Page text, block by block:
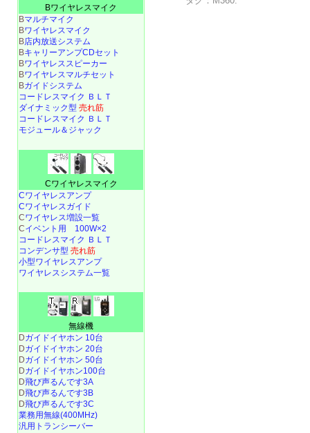
Bワイヤレスマイク
Bマルチマイク
Bワイヤレスマイク
B店内放送システム
BキャリーアンプCDセット
Bワイヤレススピーカー
Bワイヤレスマルチセット
Bガイドシステム
コードレスマイク ＢＬＴ
ダイナミック型 売れ筋
コードレスマイク ＢＬＴ
モジュール＆ジャック
Cワイヤレスマイク
Cワイヤレスアンプ
Cワイヤレスガイド
Cワイヤレス増設一覧
Cイベント用 100W×2
コードレスマイク ＢＬＴ
コンデンサ型 売れ筋
小型ワイヤレスアンプ
ワイヤレスシステム一覧
無線機
Dガイドイヤホン 10台
Dガイドイヤホン 20台
Dガイドイヤホン 50台
Dガイドイヤホン100台
D飛び声るんです3A
D飛び声るんです3B
D飛び声るんです3C
業務用無線(400MHz)
汎用トランシーバー